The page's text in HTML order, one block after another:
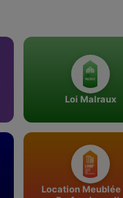
Loi Malraux
Location Meublée